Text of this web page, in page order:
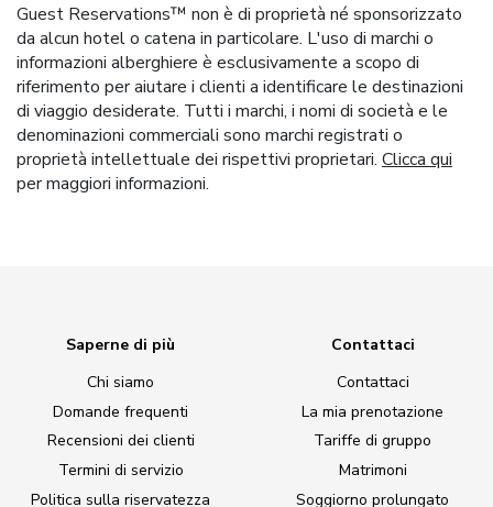
Guest Reservations™ non è di proprietà né sponsorizzato
da alcun hotel o catena in particolare. L'uso di marchi o
informazioni alberghiere è esclusivamente a scopo di
riferimento per aiutare i clienti a identificare le destinazioni
di viaggio desiderate. Tutti i marchi, i nomi di società e le
denominazioni commerciali sono marchi registrati o
proprietà intellettuale dei rispettivi proprietari. Clicca qui
per maggiori informazioni.
Saperne di più
Chi siamo
Domande frequenti
Recensioni dei clienti
Termini di servizio
Politica sulla riservatezza
Contattaci
Contattaci
La mia prenotazione
Tariffe di gruppo
Matrimoni
Soggiorno prolungato